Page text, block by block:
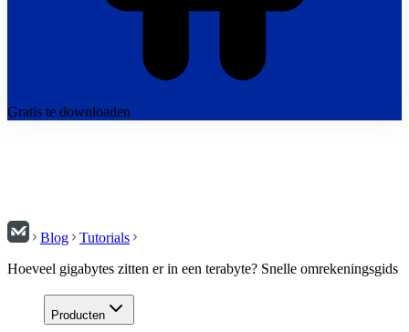
Gratis te downloaden
Blog
Tutorials
Hoeveel gigabytes zitten er in een terabyte? Snelle omrekeningsgids
Producten